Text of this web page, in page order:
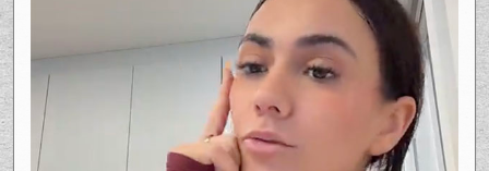
entre la tendresse du geste et le résultat
maladroit qui amuse le plus. On sent
derrière cette carte une vraie intention de
faire plaisir, avec les mots d’un enfant ou
d’un tout-petit qui tente de décrire sa mère